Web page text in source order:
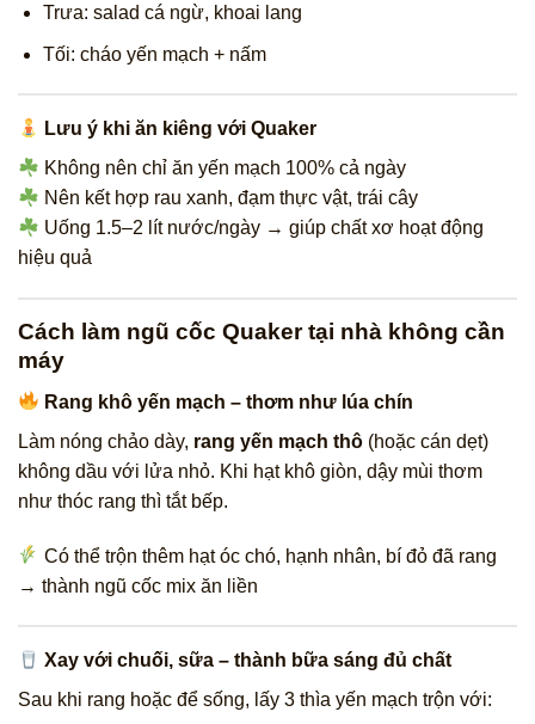
Trưa: salad cá ngừ, khoai lang
Tối: cháo yến mạch + nấm
Lưu ý khi ăn kiêng với Quaker
Không nên chỉ ăn yến mạch 100% cả ngày
Nên kết hợp rau xanh, đạm thực vật, trái cây
Uống 1.5–2 lít nước/ngày → giúp chất xơ hoạt động
hiệu quả
Cách làm ngũ cốc Quaker tại nhà không cần
máy
Rang khô yến mạch – thơm như lúa chín
Làm nóng chảo dày, rang yến mạch thô (hoặc cán dẹt)
không dầu với lửa nhỏ. Khi hạt khô giòn, dậy mùi thơm
như thóc rang thì tắt bếp.
Có thể trộn thêm hạt óc chó, hạnh nhân, bí đỏ đã rang
→ thành ngũ cốc mix ăn liền
Xay với chuối, sữa – thành bữa sáng đủ chất
Sau khi rang hoặc để sống, lấy 3 thìa yến mạch trộn với: